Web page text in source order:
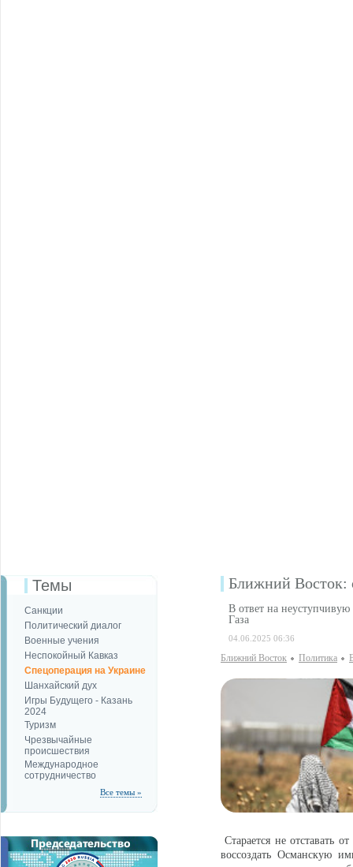
Темы
Санкции
Политический диалог
Военные учения
Неспокойный Кавказ
Спецоперация на Украине
Шанхайский дух
Игры Будущего - Казань
2024
Туризм
Чрезвычайные
происшествия
Международное
сотрудничество
Все темы »
Ближний Восток:
В ответ на
Газа
04.06.2025 06:36
Ближний Восток Политика
Старается не отставать
воссоздать Османскую